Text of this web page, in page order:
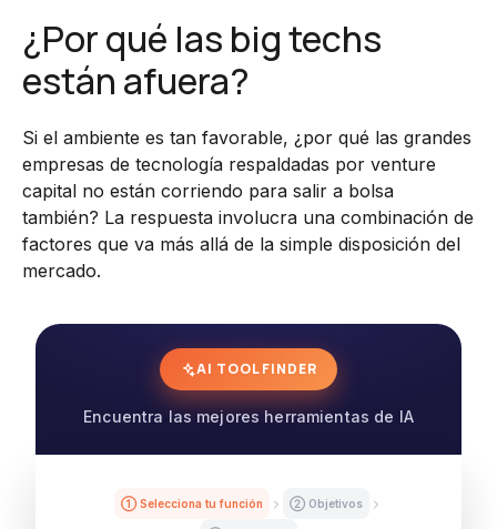
¿Por qué las big techs
están afuera?
Si el ambiente es tan favorable, ¿por qué las grandes
empresas de tecnología respaldadas por venture
capital no están corriendo para salir a bolsa
también? La respuesta involucra una combinación de
factores que va más allá de la simple disposición del
mercado.
AI TOOL FINDER
Encuentra las mejores herramientas de IA
① Selecciona tu función ② Objetivos